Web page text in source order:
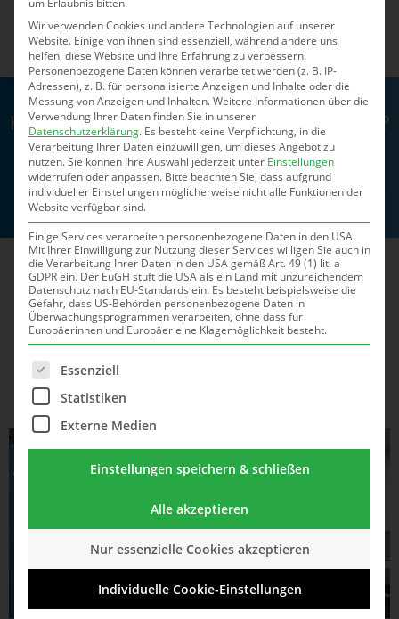
mfalkenberg@te-neues.de
Haben Sie Fragen zu unseren Leistungen?
Zum Kontaktformular »
Unsere Dienstleistungen für
eine erfolgreiche
Zusammenarbeit
um Erlaubnis bitten.
Wir verwenden Cookies und andere Technologien auf unserer
Website. Einige von ihnen sind essenziell, während andere uns
helfen, diese Website und Ihre Erfahrung zu verbessern.
Personenbezogene Daten können verarbeitet werden (z. B. IP-
Adressen), z. B. für personalisierte Anzeigen und Inhalte oder die
Messung von Anzeigen und Inhalten.Weitere Informationen über die
Verwendung Ihrer Daten finden Sie in unserer
Datenschutzerklärung. Es besteht keine Verpflichtung, in die
Verarbeitung Ihrer Daten einzuwilligen, um dieses Angebot zu
nutzen.Sie können Ihre Auswahl jederzeit unter Einstellungen
widerrufen oder anpassen. Bitte beachten Sie, dass aufgrund
individueller Einstellungen möglicherweise nicht alle Funktionen der
Website verfügbar sind.
Einige Services verarbeiten personenbezogene Daten in den USA.
Mit Ihrer Einwilligung zur Nutzung dieser Services willigen Sie auch in
die Verarbeitung Ihrer Daten in den USA gemäß Art. 49 (1) lit. a
GDPR ein. Der EuGH stuft die USA als ein Land mit unzureichendem
Datenschutz nach EU-Standards ein. Es besteht beispielsweise die
Gefahr, dass US-Behörden personenbezogene Daten in
Überwachungsprogrammen verarbeiten, ohne dass für
Europäerinnen und Europäer eine Klagemöglichkeit besteht.
Es folgt eine Liste der Service-Gruppen, für die eine
Essenziell
Statistiken
Externe Medien
Einstellungen speichern & schließen
Alle akzeptieren
Nur essenzielle Cookies akzeptieren
Individuelle Cookie-Einstellungen